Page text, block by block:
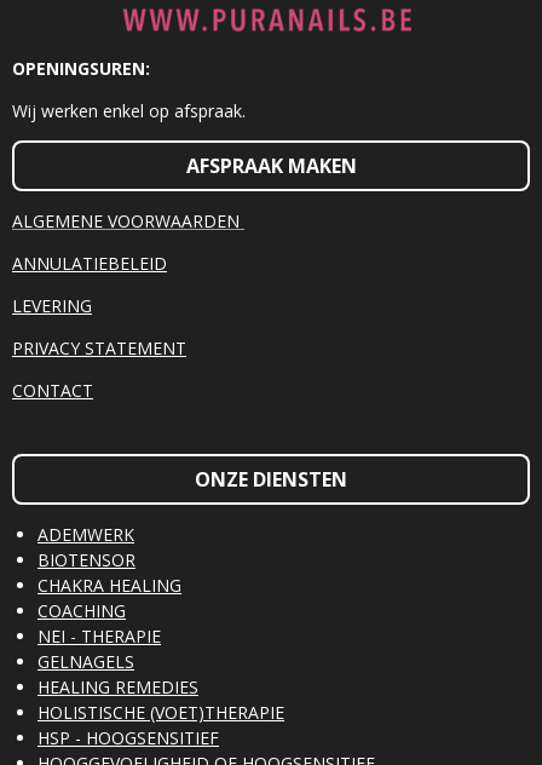
OPENINGSUREN:
Wij werken enkel op afspraak.
AFSPRAAK MAKEN
ALGEMENE VOORWAARDEN
ANNULATIEBELEID
LEVERING
PRIVACY STATEMENT
CONTACT
ONZE DIENSTEN
ADEMWERK
BIOTENSOR
CHAKRA HEALING
COACHING
NEI - THERAPIE
GELNAGELS
HEALING REMEDIES
HOLISTISCHE (VOET)THERAPIE
HSP - HOOGSENSITIEF